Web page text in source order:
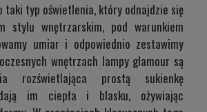
taki typ oświetlenia, który odnajdzie się
stylu wnętrzarskim, pod warunkiem
umiar i odpowiednio zestawimy
wnętrzach lampy glamour są
rozświetlająca prostą sukienkę
im ciepła i blasku, ożywiając